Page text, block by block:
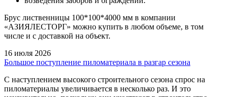
Брус лиственницы 100*100*4000 мм в компании
«АЗИЯЛЕСТОРГ» можно купить в любом объеме, в том
числе и с доставкой на объект.
16 июля 2026
Большое поступление пиломатериала в разгар сезона
С наступлением высокого строительного сезона спрос на
пиломатериалы увеличивается в несколько раз. И это